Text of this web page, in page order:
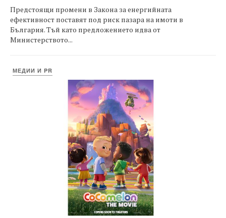
Предстоящи промени в Закона за енергийната
ефективност поставят под риск пазара на имоти в
България. Тъй като предложението идва от
Министерството...
МЕДИИ И PR